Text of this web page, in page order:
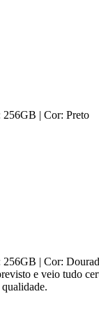
256GB | Cor: Preto
256GB | Cor:
e veio tudo